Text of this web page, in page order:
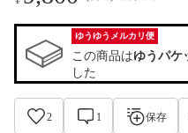
ゆうゆうメルカリ便
この商品はゆうパケ
した
2 1 保存